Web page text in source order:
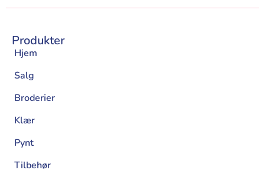
Produkter
Hjem
Salg
Broderier
Klær
Pynt
Tilbehør